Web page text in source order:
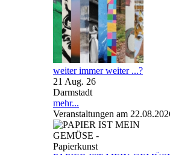
weiter immer weiter ...?
21 Aug. 26
Darmstadt
mehr...
Veranstaltungen am